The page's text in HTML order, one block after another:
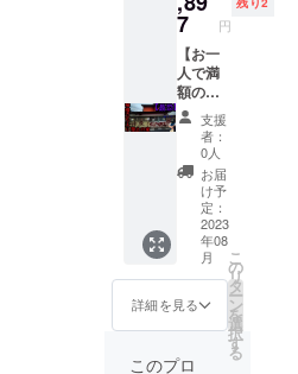
備考欄
に記載
くださ
い ・呼
び方の
リクエ
ストも
可能で
す
（ニッ
クネー
ム可）
・本リ
ターン
の内容
を無断
ること
と予想
されま
す
7 円
【お一
人で満
額のご
協力を
してく
ださっ
た方に
は動画
の先行
視聴権
を差し
上げま
す】 お
一人で
満額ご
協力く
ださる
支援
者：
0人
お届
け予
定：
2023
年08
月
詳細を見る
こ
の
リ
タ
ー
ン
を
選
択
す
る
このプロ